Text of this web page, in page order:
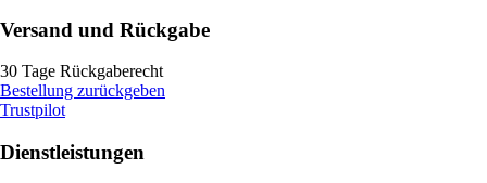
Versand und Rückgabe
30 Tage Rückgaberecht
Bestellung zurückgeben
Trustpilot
Dienstleistungen